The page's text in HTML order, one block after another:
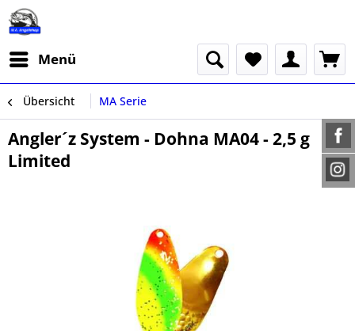
Menü
Übersicht MA Serie
Angler´z System - Dohna MA04 - 2,5 g
Limited